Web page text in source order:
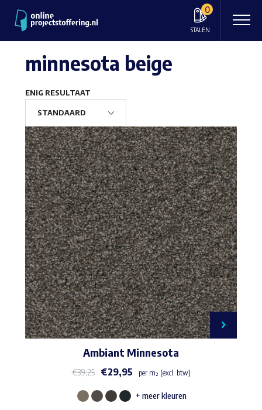
0
STALEN
minnesota beige
ENIG RESULTAAT
Ambiant Minnesota
€39,25 €29,95 per m² (excl. btw)
Dit
+ meer kleuren